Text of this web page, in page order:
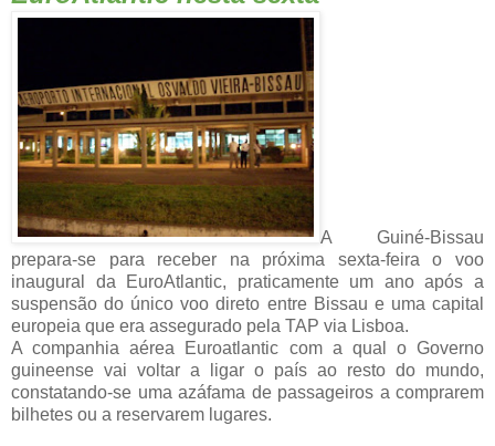
A Guiné-Bissau
prepara-se para receber na próxima sexta-feira o voo
inaugural da EuroAtlantic, praticamente um ano após a
suspensão do único voo direto entre Bissau e uma capital
europeia que era assegurado pela TAP via Lisboa.
A companhia aérea Euroatlantic com a qual o Governo
guineense vai voltar a ligar o país ao resto do mundo,
constatando-se uma azáfama de passageiros a comprarem
bilhetes ou a reservarem lugares.